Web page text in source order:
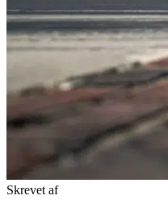
Skrevet af